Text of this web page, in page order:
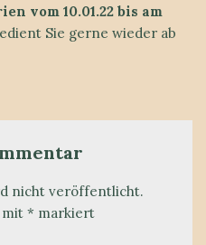
vom 10.01.22 bis am
Sie gerne wieder ab
nicht veröffentlicht.
mit * markiert